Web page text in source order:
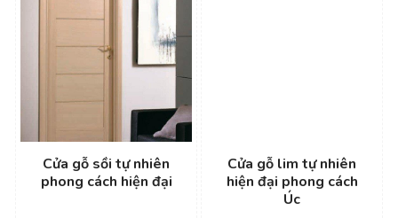
Cửa gỗ sồi tự nhiên
phong cách hiện đại
Cửa gỗ lim tự nhiên
hiện đại phong cách
Úc